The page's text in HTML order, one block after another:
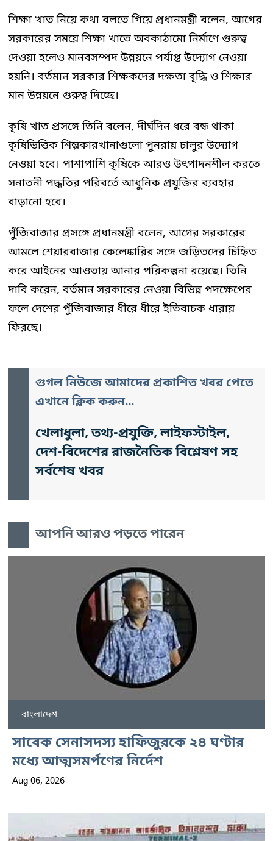
শিক্ষা খাত নিয়ে কথা বলতে গিয়ে প্রধানমন্ত্রী বলেন, আগের
সরকারের সময়ে শিক্ষা খাতে অবকাঠামো নির্মাণে গুরুত্ব
দেওয়া হলেও মানবসম্পদ উন্নয়নে পর্যাপ্ত উদ্যোগ নেওয়া
হয়নি। বর্তমান সরকার শিক্ষকদের দক্ষতা বৃদ্ধি ও শিক্ষার
মান উন্নয়নে গুরুত্ব দিচ্ছে।
কৃষি খাত প্রসঙ্গে তিনি বলেন, দীর্ঘদিন ধরে বন্ধ থাকা
কৃষিভিত্তিক শিল্পকারখানাগুলো পুনরায় চালুর উদ্যোগ
নেওয়া হবে। পাশাপাশি কৃষিকে আরও উৎপাদনশীল করতে
সনাতনী পদ্ধতির পরিবর্তে আধুনিক প্রযুক্তির ব্যবহার
বাড়ানো হবে।
পুঁজিবাজার প্রসঙ্গে প্রধানমন্ত্রী বলেন, আগের সরকারের
আমলে শেয়ারবাজার কেলেঙ্কারির সঙ্গে জড়িতদের চিহ্নিত
করে আইনের আওতায় আনার পরিকল্পনা রয়েছে। তিনি
দাবি করেন, বর্তমান সরকারের নেওয়া বিভিন্ন পদক্ষেপের
ফলে দেশের পুঁজিবাজার ধীরে ধীরে ইতিবাচক ধারায়
ফিরছে।
গুগল নিউজে আমাদের প্রকাশিত খবর পেতে
এখানে ক্লিক করুন...
খেলাধুলা, তথ্য-প্রযুক্তি, লাইফস্টাইল,
দেশ-বিদেশের রাজনৈতিক বিশ্লেষণ সহ
সর্বশেষ খবর
আপনি আরও পড়তে পারেন
বাংলাদেশ
সাবেক সেনাসদস্য হাফিজুরকে ২৪ ঘণ্টার
মধ্যে আত্মসমর্পণের নির্দেশ
Aug 06, 2026